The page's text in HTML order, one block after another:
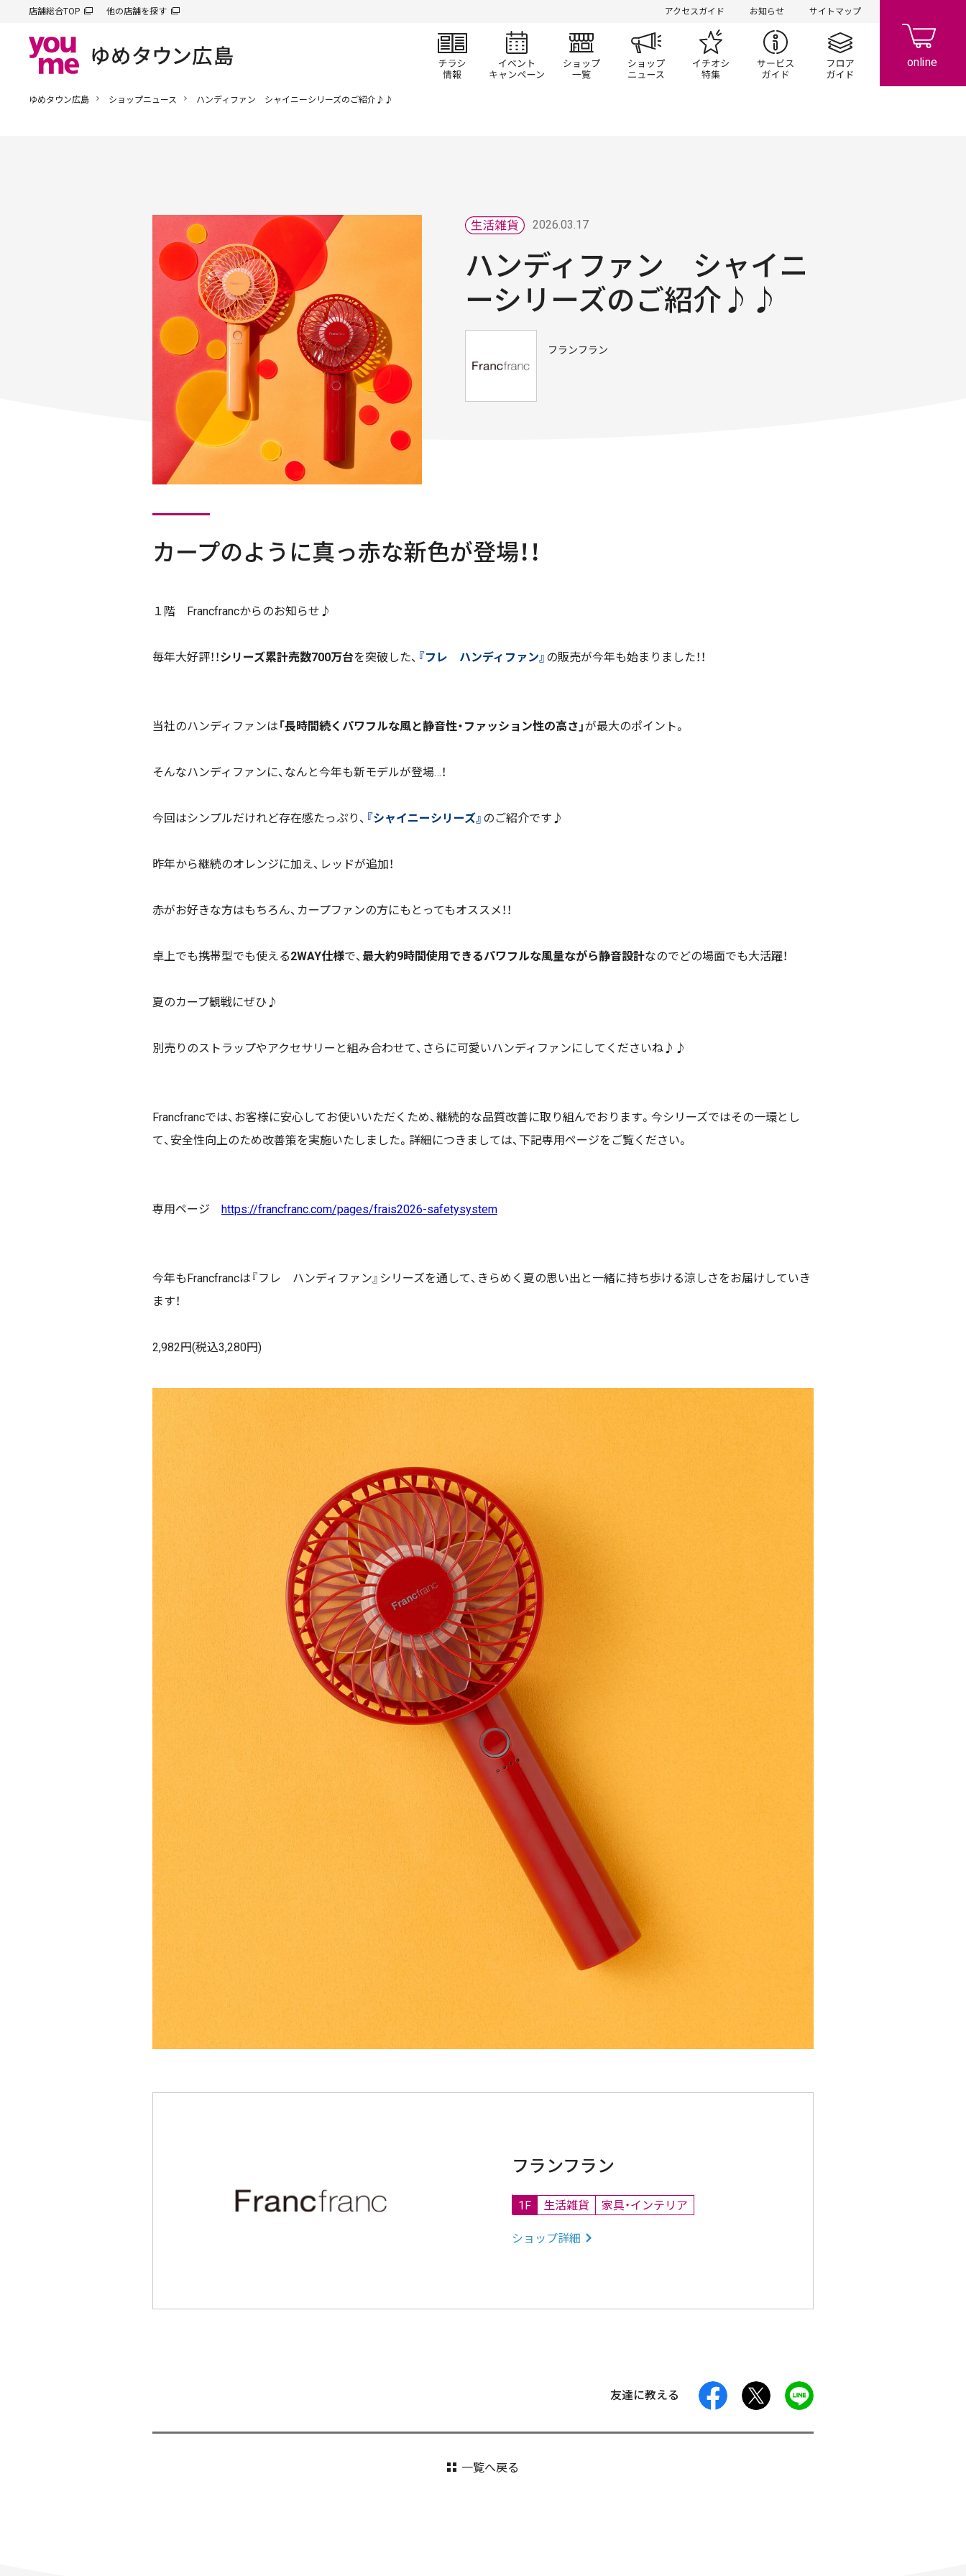
店舗総合TOP 他の店舗を探す アクセスガイド お知らせ サイトマップ
チラシ情報 イベント/キャンペーン
ショップ一覧 ショップニュースイチオシ特集 サービスガイドフロアガイド
ゆめタウン広島 ショップニュース ハンディファン シャイニーシリーズのご紹介♪♪
2026.03.17
ハンディファン シャイニ
ーシリーズのご紹介♪♪
フランフラン
カープのように真っ赤な新色が登場！！
１階 Francfrancからのお知らせ♪
毎年大好評！！シリーズ累計売数700万台を突破した、 『フレ ハンディファン』 の販売が今年も始まりました！！
当社のハンディファンは 「長時間続くパワフルな風と静音性・ファッション性の高さ」が最大のポイント。
そんなハンディファンに、なんと今年も新モデルが登場…！
今回はシンプルだけれど存在感たっぷり、 『シャイニーシリーズ』 のご紹介です♪
昨年から継続のオレンジに加え、レッドが追加！
赤がお好きな方はもちろん、カープファンの方にもとってもオススメ！！
卓上でも携帯型でも使える2WAY仕様で、 最大約9時間使用できるパワフルな風量ながら静音設計なのでどの場面でも大活躍！
夏のカープ観戦にぜひ♪
別売りのストラップやアクセサリーと組み合わせて、さらに可愛いハンディファンにしてくださいね♪♪
Francfrancでは、お客様に安心してお使いいただくため、継続的な品質改善に取り組んでおります。今シリーズではその一環とし
て、安全性向上のため改善策を実施いたしました。詳細につきましては、下記専用ページをご覧ください。
専用ページ https://francfranc.com/pages/frais2026-safetysystem
今年もFrancfrancは『フレ ハンディファン』シリーズを通して、きらめく夏の思い出と一緒に持ち歩ける涼しさをお届けしていき
ます！
2,982円(税込3,280円)
フランフラン
1F 生活雑貨 家具・インテリア
ショップ詳細
友達に教える facebook
一覧へ戻る